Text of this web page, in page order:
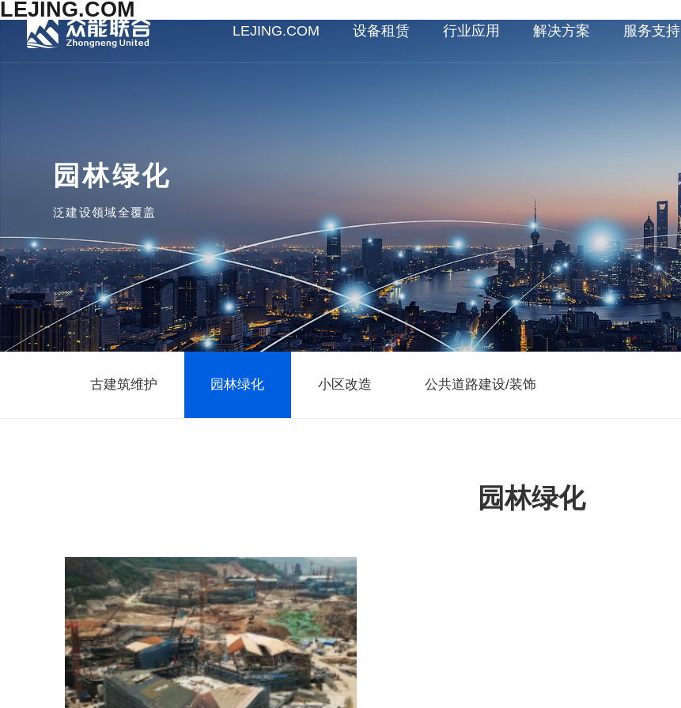
LEJING.COM
LEJING.COM 设备租赁 行业应用 解决方案 服务支持
园林绿化
泛建设领域全覆盖
古建筑维护 园林绿化 小区改造 公共道路建设/装饰
园林绿化